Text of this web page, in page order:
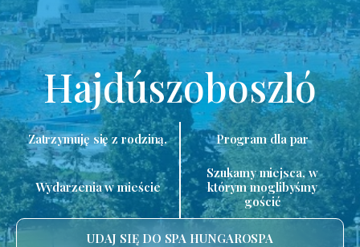
Hajdúszoboszló
Zatrzymuję się z rodziną. Program dla par
Wydarzenia w mieście
Szukamy miejsca, w
którym moglibyśmy
gościć
UDAJ SIĘ DO SPA HUNGAROSPA